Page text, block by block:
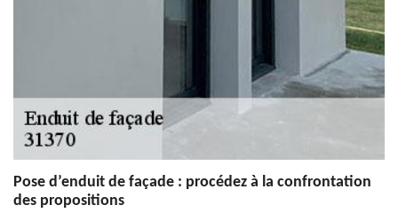
Pose d’enduit de façade : procédez à la confrontation
des propositions